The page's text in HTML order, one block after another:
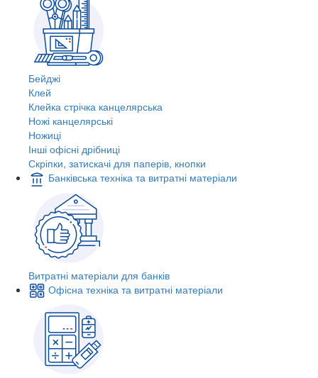
Бейджі
Клей
Клейка стрічка канцелярська
Ножі канцелярські
Ножиці
Інші офісні дрібниці
Скріпки, затискачі для паперів, кнопки
Банківська техніка та витратні матеріали
Витратні матеріали для банків
Офісна техніка та витратні матеріали